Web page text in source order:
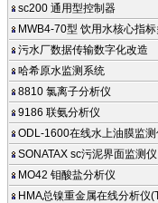
HYDROLAB PHOSPHAX
sc200 通用型控制器
MWB4-70型 饮用水核心指
污水厂数据传输数字化改造
哈希原水监测系统
8810 氯离子分析仪
9186 联氨分析仪
ODL-1600在线水上油膜监测
SONATAX sc污泥界面监测仪
MO42 钼酸盐分析仪
HMA总镍重金属在线分析仪